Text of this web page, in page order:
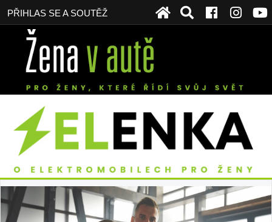
PŘIHLAS SE A SOUTĚŽ